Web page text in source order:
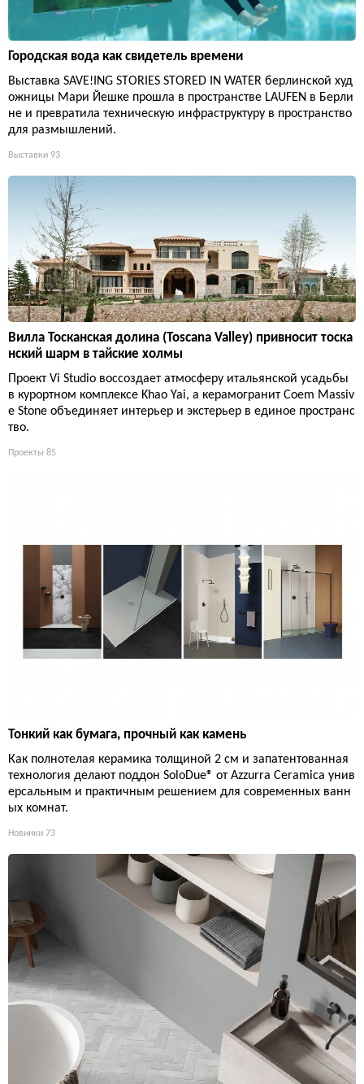
Городская вода как свидетель времени
Выставка SAVE!ING STORIES STORED IN WATER берлинской худ
ожницы Мари Йешке прошла в пространстве LAUFEN в Берли
не и превратила техническую инфраструктуру в пространство
для размышлений.
Выставки 93
Вилла Тосканская долина (Toscana Valley) привносит тоска
нский шарм в тайские холмы
Проект Vi Studio воссоздает атмосферу итальянской усадьбы
в курортном комплексе Khao Yai, а керамогранит Coem Massiv
e Stone объединяет интерьер и экстерьер в единое пространс
тво.
Проекты 85
Тонкий как бумага, прочный как камень
Как полнотелая керамика толщиной 2 см и запатентованная
технология делают поддон SoloDue® от Azzurra Ceramica унив
ерсальным и практичным решением для современных ванн
ых комнат.
Новинки 73